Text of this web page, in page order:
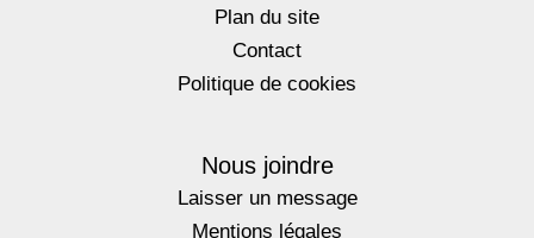
Plan du site
Contact
Politique de cookies
Nous joindre
Laisser un message
Mentions légales